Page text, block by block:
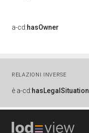
a-cd:hasOwner
RELAZIONI INVERSE
è a-cd:hasLegalSituation